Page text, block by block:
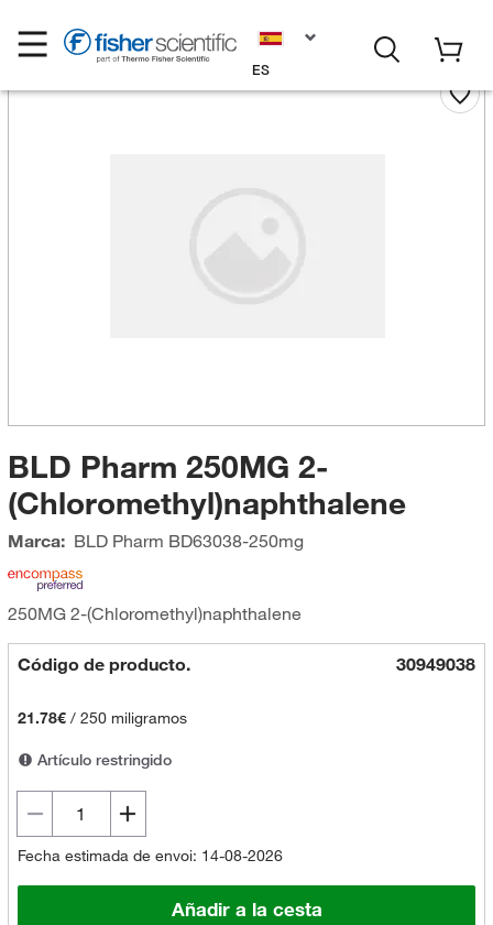
ES
BLD Pharm 250MG 2-
(Chloromethyl)naphthalene
Marca: BLD Pharm BD63038-250mg
250MG 2-(Chloromethyl)naphthalene
Código de producto. 30949038
21.78€/ 250 miligramos
Artículo restringido
Fecha estimada de envoi: 14-08-2026
Añadir a la cesta